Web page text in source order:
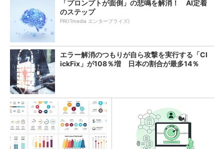
「プロンプトが面倒」の悲鳴を解消！ AI定着
のステップ
PR(ITmedia エンタープライズ)
エラー解消のつもりが自ら攻撃を実行する「Cl
ickFix」が108％増 日本の割合が最多14％